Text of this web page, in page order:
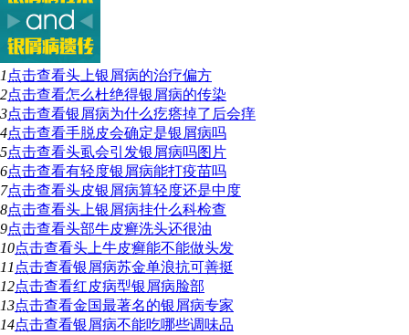
1 点击查看头上银屑病的治疗偏方
2点击查看怎么杜绝得银屑病的传染
3点击查看银屑病为什么疙瘩掉了后会痒
4点击查看手脱皮会确定是银屑病吗
5点击查看头虱会引发银屑病吗图片
6点击查看有轻度银屑病能打疫苗吗
7点击查看头皮银屑病算轻度还是中度
8点击查看头上银屑病挂什么科检查
9点击查看头部牛皮癣洗头还很油
10点击查看头上牛皮癣能不能做头发
11 点击查看银屑病苏金单浪抗可善挺
12点击查看红皮病型银屑病脸部
13点击查看金国最著名的银屑病专家
14点击查看银屑病不能吃哪些调味品